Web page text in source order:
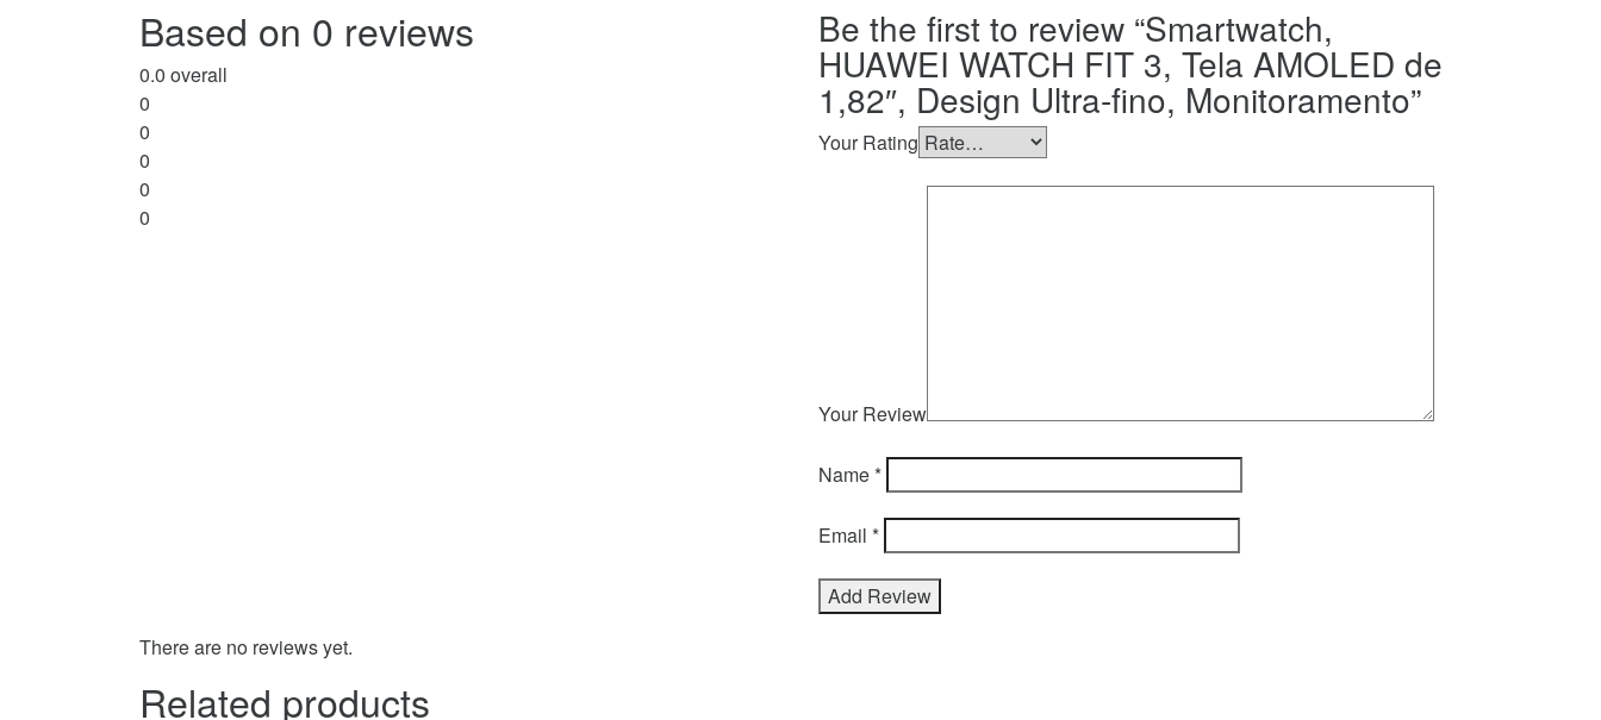
Based on 0 reviews
0.0 overall
0
0
0
0
0
Be the first to review “Smartwatch,
HUAWEI WATCH FIT 3, Tela AMOLED de
1,82″, Design Ultra-fino, Monitoramento”
Your Rating
Your Review
Name*
Email *
There are no reviews yet.
Related products